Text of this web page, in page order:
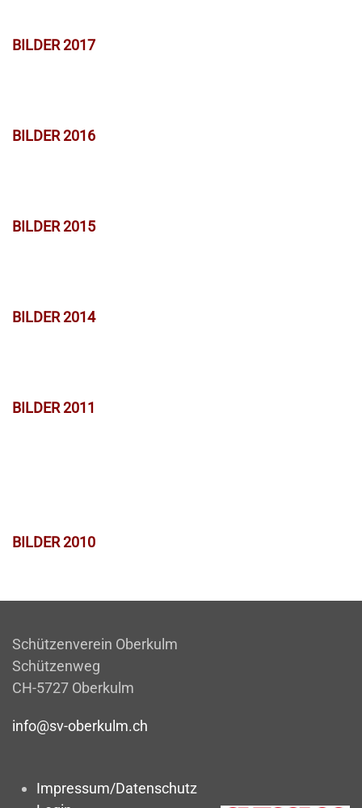
BILDER 2017
BILDER 2016
BILDER 2015
BILDER 2014
BILDER 2011
BILDER 2010
Schützenverein Oberkulm
Schützenweg
CH-5727 Oberkulm
info@sv-oberkulm.ch
Impressum/Datenschutz